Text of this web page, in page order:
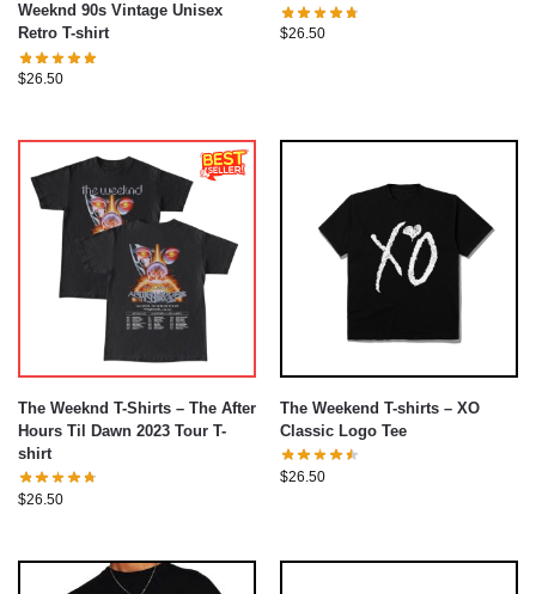
Weeknd 90s Vintage Unisex
Retro T-shirt
$26.50
$26.50
The Weeknd T-Shirts – The After
Hours Til Dawn 2023 Tour T-
shirt
$26.50
The Weekend T-shirts – XO
Classic Logo Tee
$26.50